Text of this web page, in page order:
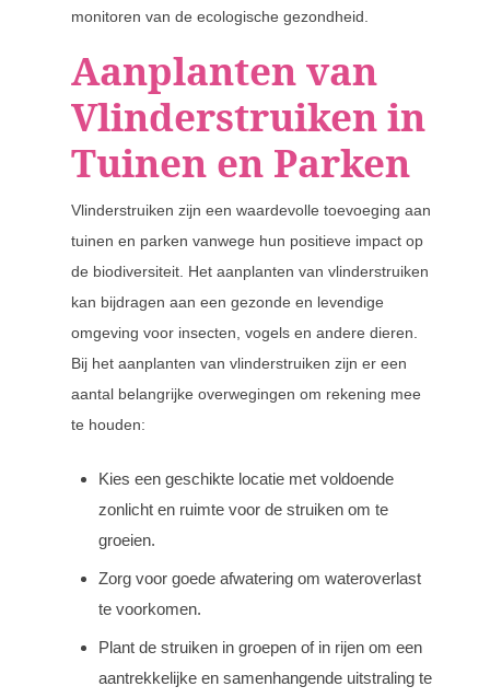
monitoren van de ecologische gezondheid.
Aanplanten van
Vlinderstruiken in
Tuinen en Parken
Vlinderstruiken zijn een waardevolle toevoeging aan
tuinen en parken vanwege hun positieve impact op
de biodiversiteit. Het aanplanten van vlinderstruiken
kan bijdragen aan een gezonde en levendige
omgeving voor insecten, vogels en andere dieren.
Bij het aanplanten van vlinderstruiken zijn er een
aantal belangrijke overwegingen om rekening mee
te houden:
Kies een geschikte locatie met voldoende
zonlicht en ruimte voor de struiken om te
groeien.
Zorg voor goede afwatering om wateroverlast
te voorkomen.
Plant de struiken in groepen of in rijen om een
aantrekkelijke en samenhangende uitstraling te